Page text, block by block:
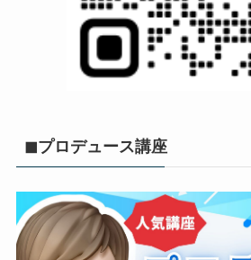
◼︎プロデュース講座